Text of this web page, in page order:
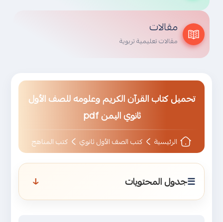
مقالات
مقالات تعليمية تربوية
تحميل كتاب القرآن الكريم وعلومه للصف الأول
ثانوي اليمن pdf
الرئيسية كتب الصف الأول ثانوي كتب المناهج
جدول المحتويات ↑
تحميل وتنزيل كتاب القرآن الكريم وعلومه